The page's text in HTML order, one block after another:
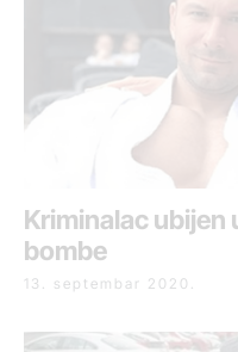
Kriminalac ubijen
bombe
13. septembar 2020.